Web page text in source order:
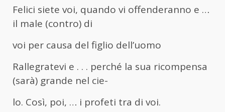
Felici siete voi, quando vi offenderanno e …
il male (contro) di
voi per causa del figlio dell’uomo
Rallegratevi e . . . perché la sua ricompensa
(sarà) grande nel cie-
lo. Così, poi, … i profeti tra di voi.